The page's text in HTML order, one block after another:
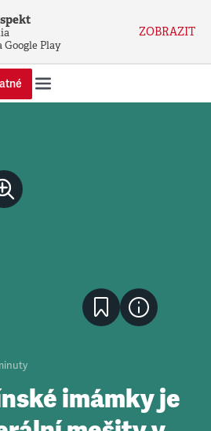
Google Play
ZOBRAZIT
imámky je